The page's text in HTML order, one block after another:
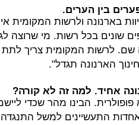
בין הערים.
בארנונה ולרשות המקומית
שונים בכל רשות. מי שרוצה
שם. לרשות המקומית צריך
הארנונה תגדל".
אחיד. למה זה לא קורה?
הבינו מהר שכדי
התאחדות התעשיינים למשל